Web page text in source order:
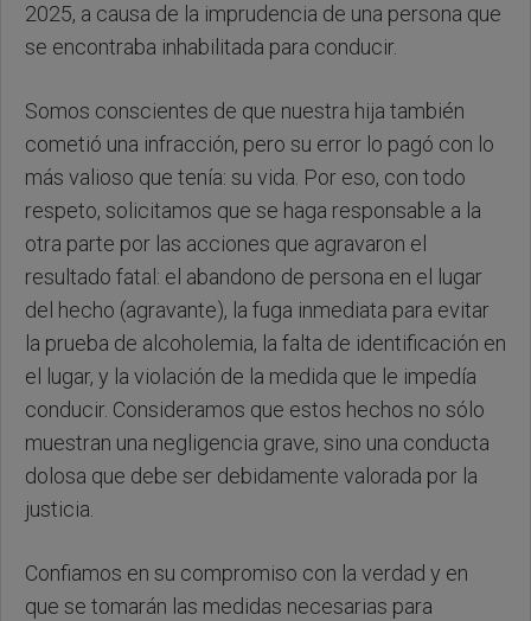
2025, a causa de la imprudencia de una persona que
se encontraba inhabilitada para conducir.
Somos conscientes de que nuestra hija también
cometió una infracción, pero su error lo pagó con lo
más valioso que tenía: su vida. Por eso, con todo
respeto, solicitamos que se haga responsable a la
otra parte por las acciones que agravaron el
resultado fatal: el abandono de persona en el lugar
del hecho (agravante), la fuga inmediata para evitar
la prueba de alcoholemia, la falta de identificación en
el lugar, y la violación de la medida que le impedía
conducir. Consideramos que estos hechos no sólo
muestran una negligencia grave, sino una conducta
dolosa que debe ser debidamente valorada por la
justicia.
Confiamos en su compromiso con la verdad y en
que se tomarán las medidas necesarias para